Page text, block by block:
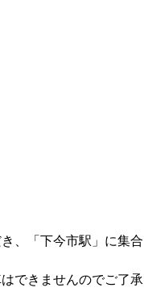
、「下今市駅」に集合
できませんのでご了承